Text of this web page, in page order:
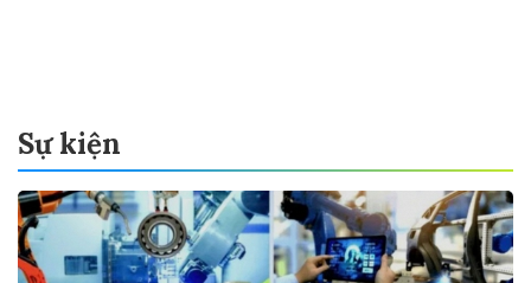
Sự kiện